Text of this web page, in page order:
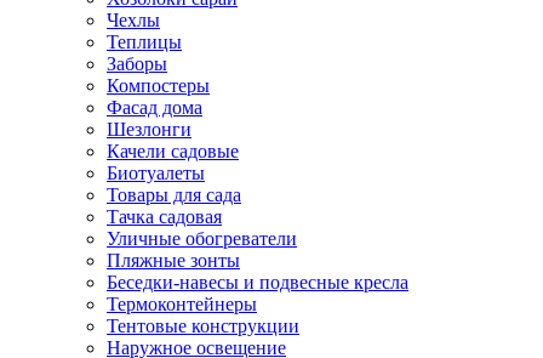
Чехлы
Теплицы
Заборы
Компостеры
Фасад дома
Шезлонги
Качели садовые
Биотуалеты
Товары для сада
Тачка садовая
Уличные обогреватели
Пляжные зонты
Беседки-навесы и подвесные кресла
Термоконтейнеры
Тентовые конструкции
Наружное освещение